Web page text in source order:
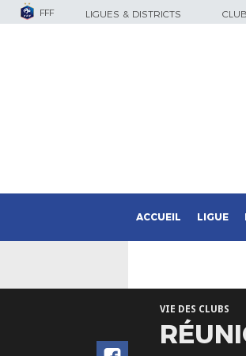
FFF LIGUES & DISTRICTS
ACCUEIL LIGUE
VIE DES CLUBS